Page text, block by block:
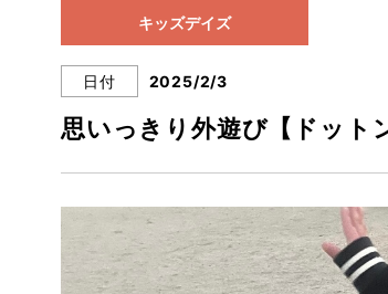
キッズデイズ
日付 2025/2/3
思いっきり外遊び【ドット